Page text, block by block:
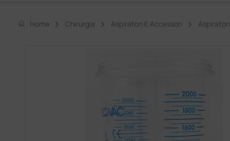
home Home Chirurgia Aspiratori E Accessori